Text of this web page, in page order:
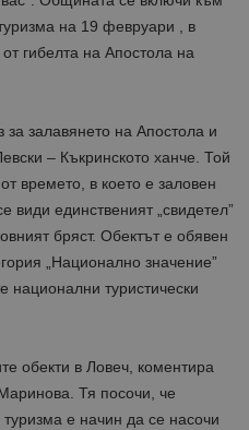
на 19 февруари , в
гибелта на Апостола на
за залавянето на Апостола и
– Къкринското ханче. Той
времето, в което е заловен
единственият „свидетел”
бряст. Обектът е обявен
„Национално значение”
национални туристически
обекти в Ловеч, коментира
Тя посочи, че
е начин да се насочи